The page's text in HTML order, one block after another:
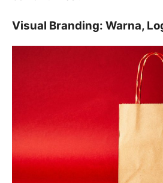
Visual Branding: Warna,